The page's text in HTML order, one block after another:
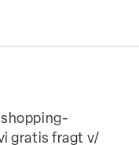
shopping-
gratis fragt v/